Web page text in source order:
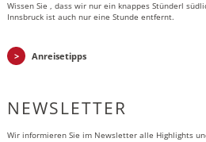
Wissen Sie , dass wir nur ein knappes Stünderl
Innsbruck ist auch nur eine Stunde entfernt.
Anreisetipps
NEWSLETTER
Wir informieren Sie im Newsletter alle Highlights